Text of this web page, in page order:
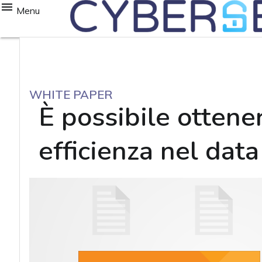
Menu
WHITE PAPER
È possibile
efficienza nel